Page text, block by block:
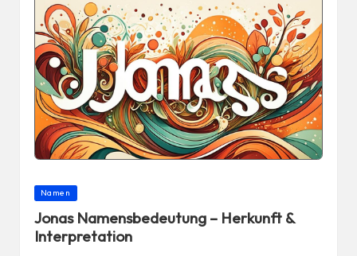
Posted
Namen
Jonas Namensbedeutung – Herkunft &
Interpretation